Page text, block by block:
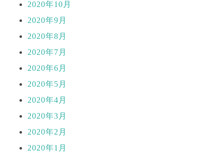
2020年10月
2020年9月
2020年8月
2020年7月
2020年6月
2020年5月
2020年4月
2020年3月
2020年2月
2020年1月